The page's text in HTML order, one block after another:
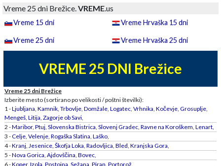
Vreme 25 dni Brežice.VREME.us
Vreme 15 dni Vreme Hrvaška 15 dni
Vreme 25 dni Vreme Hrvaška 25 dni
VREME 25 DNI Brežice
Vreme 25 dni Brežice
Izberite mesto (sortirano po velikosti / poštni številki):
1 -Ljubljana, Kamnik, Trbovlje, Domžale, Logatec, Vrhnika, Kočevje, Grosuplje,
Mengeš, Litija, Zagorje ob Savi,
2 -Maribor, Ptuj, Slovenska Bistrica, Slovenj Gradec, Ravne na Koroškem, Lenart,
3 -Celje, Velenje, Rogaška Slatina, Laško,
4 -Kranj, Jesenice, Škofja Loka, Radovljica, Bled, Kranjska Gora,
5 -Nova Gorica, Ajdovščina, Bovec,
6 -Koper, Izola, Postojna, Sežana, Piran, Portorož,